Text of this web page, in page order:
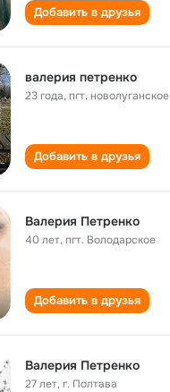
Добавить в друзья
валерия петренко
23 года,пгт. новолуганское
Добавить в друзья
Валерия Петренко
40 лет,пгт. Володарское
Добавить в друзья
Валерия Петренко
27 лет,г. Полтава